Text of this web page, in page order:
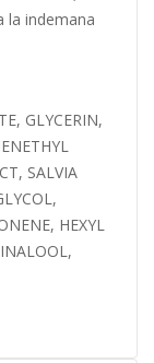
la indemana
GLYCERIN,
SALVIA
HEXYL